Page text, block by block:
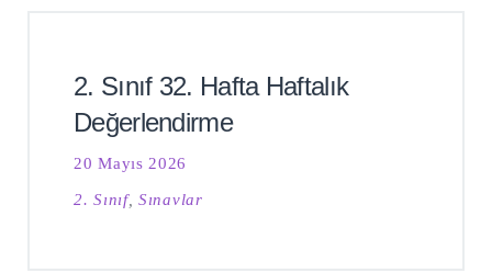
2. Sınıf 32. Hafta Haftalık
Değerlendirme
20 Mayıs 2026
2. Sınıf,Sınavlar